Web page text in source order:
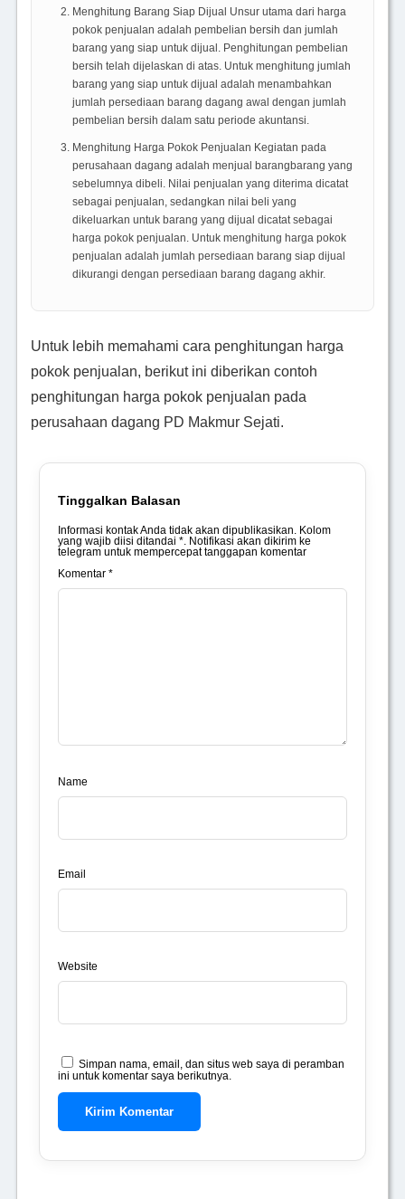
Menghitung Barang Siap Dijual Unsur utama dari harga
pokok penjualan adalah pembelian bersih dan jumlah
barang yang siap untuk dijual. Penghitungan pembelian
bersih telah dijelaskan di atas. Untuk menghitung jumlah
barang yang siap untuk dijual adalah menambahkan
jumlah persediaan barang dagang awal dengan jumlah
pembelian bersih dalam satu periode akuntansi.
Menghitung Harga Pokok Penjualan Kegiatan pada
perusahaan dagang adalah menjual barangbarang yang
sebelumnya dibeli. Nilai penjualan yang diterima dicatat
sebagai penjualan, sedangkan nilai beli yang
dikeluarkan untuk barang yang dijual dicatat sebagai
harga pokok penjualan. Untuk menghitung harga pokok
penjualan adalah jumlah persediaan barang siap dijual
dikurangi dengan persediaan barang dagang akhir.
Untuk lebih memahami cara penghitungan harga
pokok penjualan, berikut ini diberikan contoh
penghitungan harga pokok penjualan pada
perusahaan dagang PD Makmur Sejati.
Tinggalkan Balasan
Informasi kontak Anda tidak akan dipublikasikan. Kolom
yang wajib diisi ditandai *. Notifikasi akan dikirim ke
telegram untuk mempercepat tanggapan komentar
Komentar *
Name
Email
Website
Simpan nama, email, dan situs web saya di peramban
ini untuk komentar saya berikutnya.